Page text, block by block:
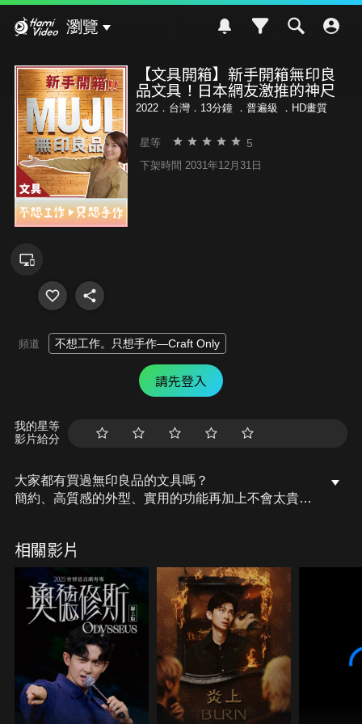
瀏覽
【文具開箱】新手開箱無印良
品文具！日本網友激推的神尺
2022．台灣．13分鐘 ． 普遍級 ．HD畫質
星等 5
下架時間 2031年12月31日
頻道 不想工作。只想手作—Craft Only
請先登入
我的星等
影片給分
大家都有買過無印良品的文具嗎？
簡約、高質感的外型、實用的功能再加上不會太貴的
但身為無印文具新手的我，只有買過筆記本
這次入手了好幾種的無印文具要來開箱！！
我究竟會從此愛上無印文具呢？
還是會對無印文具失去興趣呢？
看影片和我一起開箱吧～～～
相關影片